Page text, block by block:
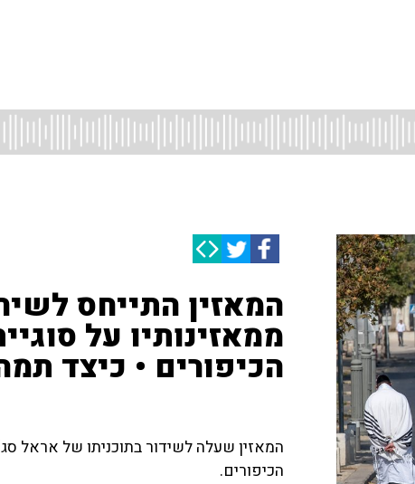
המאזין התייחס
ממאזינותיו על
הכיפורים • כיצד
המאזין שעלה לשידור בתוכניתו של אראל
הכיפורים.